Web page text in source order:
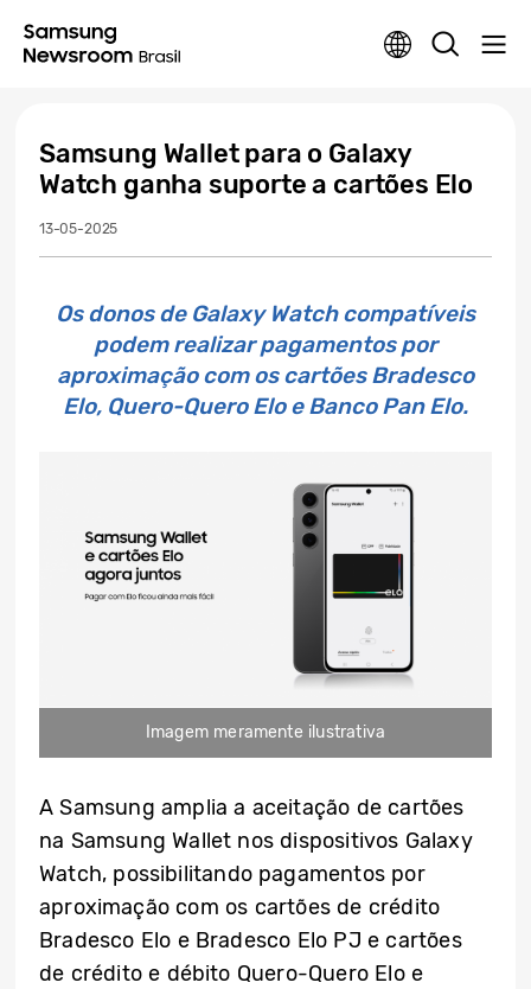
Samsung Wallet para o Galaxy
Watch ganha suporte a cartões Elo
13-05-2025
Os donos de Galaxy Watch compatíveis
podem realizar pagamentos por
aproximação com os cartões Bradesco
Elo, Quero-Quero Elo e Banco Pan Elo.
Imagem meramente ilustrativa
A Samsung amplia a aceitação de cartões
na Samsung Wallet nos dispositivos Galaxy
Watch, possibilitando pagamentos por
aproximação com os cartões de crédito
Bradesco Elo e Bradesco Elo PJ e cartões
de crédito e débito Quero-Quero Elo e